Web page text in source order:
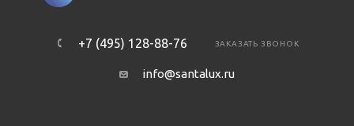
+7 (495) 128-88-76 ЗАКАЗАТЬ ЗВОНОК
info@santalux.ru